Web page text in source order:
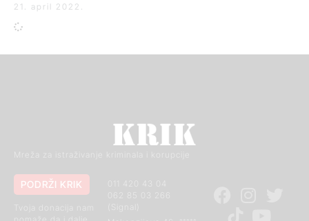
21. april 2022.
Mreža za istraživanje kriminala i korupcije
011 420 43 04
PODRŽI KRIK